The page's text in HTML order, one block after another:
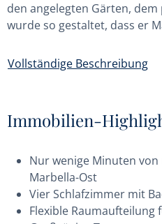
den angelegten Gärten,
wurde so gestaltet, dass er
Vollständige Beschreibung
Immobilien-
Nur wenige Minuten
Marbella-Ost
Vier Schlafzimmer mit
Flexible